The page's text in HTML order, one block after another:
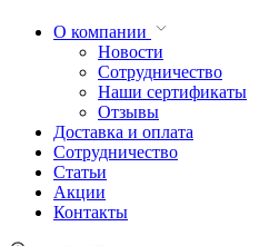
О компании
Новости
Сотрудничество
Наши сертификаты
Отзывы
Доставка и оплата
Сотрудничество
Статьи
Акции
Контакты